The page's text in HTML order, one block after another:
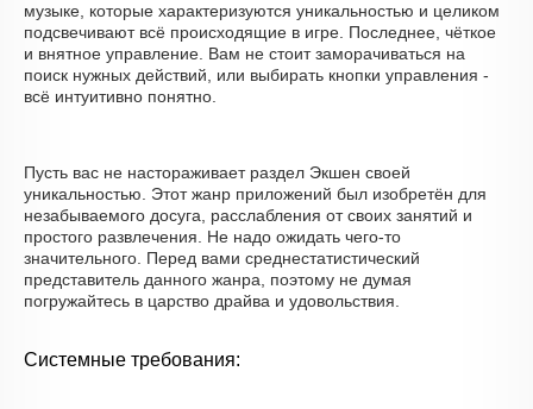
музыке, которые характеризуются уникальностью и целиком
подсвечивают всё происходящие в игре. Последнее, чёткое
и внятное управление. Вам не стоит заморачиваться на
поиск нужных действий, или выбирать кнопки управления -
всё интуитивно понятно.
Пусть вас не настораживает раздел Экшен своей
уникальностью. Этот жанр приложений был изобретён для
незабываемого досуга, расслабления от своих занятий и
простого развлечения. Не надо ожидать чего-то
значительного. Перед вами среднестатистический
представитель данного жанра, поэтому не думая
погружайтесь в царство драйва и удовольствия.
Системные требования: